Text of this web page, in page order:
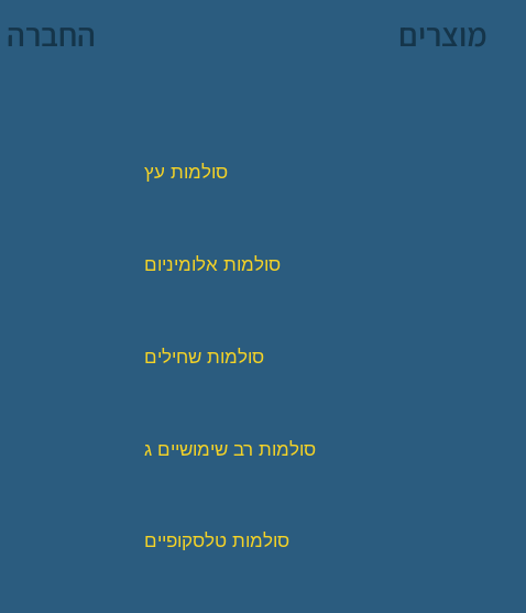
מוצרים החברה
סולמות עץ
סולמות אלומיניום
סולמות שחילים
סולמות רב שימושיים ג
סולמות טלסקופיים